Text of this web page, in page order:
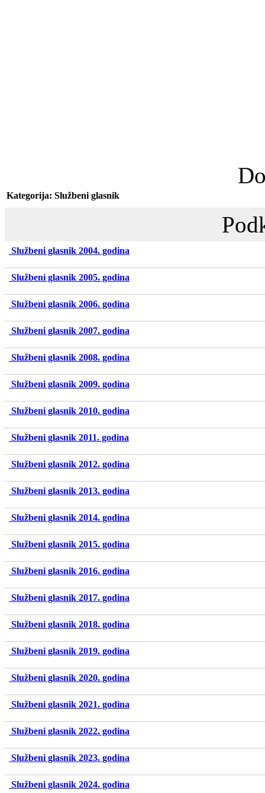
Kategorija: Službeni glasnik
Službeni glasnik 2004. godina
Službeni glasnik 2005. godina
Službeni glasnik 2006. godina
Službeni glasnik 2007. godina
Službeni glasnik 2008. godina
Službeni glasnik 2009. godina
Službeni glasnik 2010. godina
Službeni glasnik 2011. godina
Službeni glasnik 2012. godina
Službeni glasnik 2013. godina
Službeni glasnik 2014. godina
Službeni glasnik 2015. godina
Službeni glasnik 2016. godina
Službeni glasnik 2017. godina
Službeni glasnik 2018. godina
Službeni glasnik 2019. godina
Službeni glasnik 2020. godina
Službeni glasnik 2021. godina
Službeni glasnik 2022. godina
Službeni glasnik 2023. godina
Službeni glasnik 2024. godina